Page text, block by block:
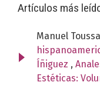
Artículos más
Manuel
Íñiguez ,
Estéticas: